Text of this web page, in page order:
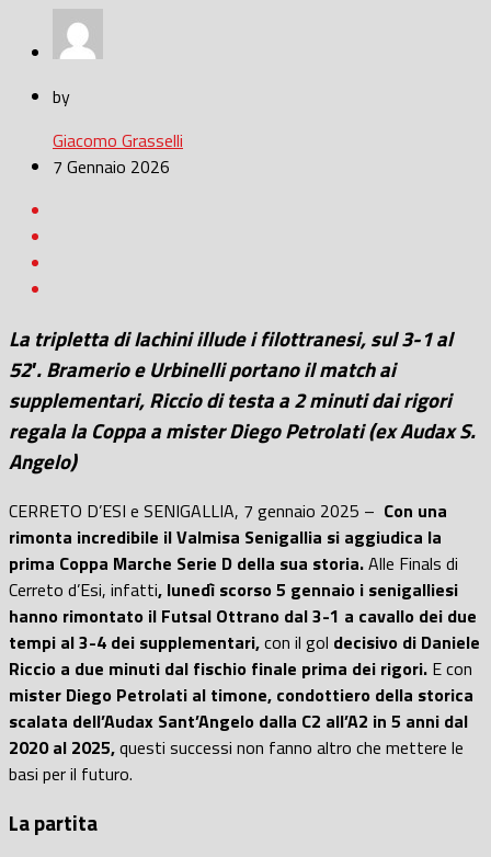
by
Giacomo Grasselli
7 Gennaio 2026
La tripletta di Iachini illude i filottranesi, sul 3-1 al
52′. Bramerio e Urbinelli portano il match ai
supplementari, Riccio di testa a 2 minuti dai rigori
regala la Coppa a mister Diego Petrolati (ex Audax S.
Angelo)
CERRETO D’ESI e SENIGALLIA, 7 gennaio 2025 – Con una
rimonta incredibile il Valmisa Senigallia si aggiudica la
prima Coppa Marche Serie D della sua storia.Alle Finals di
Cerreto d’Esi, infatti, lunedì scorso 5 gennaio i senigalliesi
hanno rimontato il Futsal Ottrano dal 3-1 a cavallo dei due
tempi al 3-4 dei supplementari,con il gol decisivo di Daniele
Riccio a due minuti dal fischio finale prima dei rigori. E con
mister Diego Petrolati al timone, condottiero della storica
scalata dell’Audax Sant’Angelo dalla C2 all’A2 in 5 anni dal
2020 al 2025,questi successi non fanno altro che mettere le
basi per il futuro.
La partita